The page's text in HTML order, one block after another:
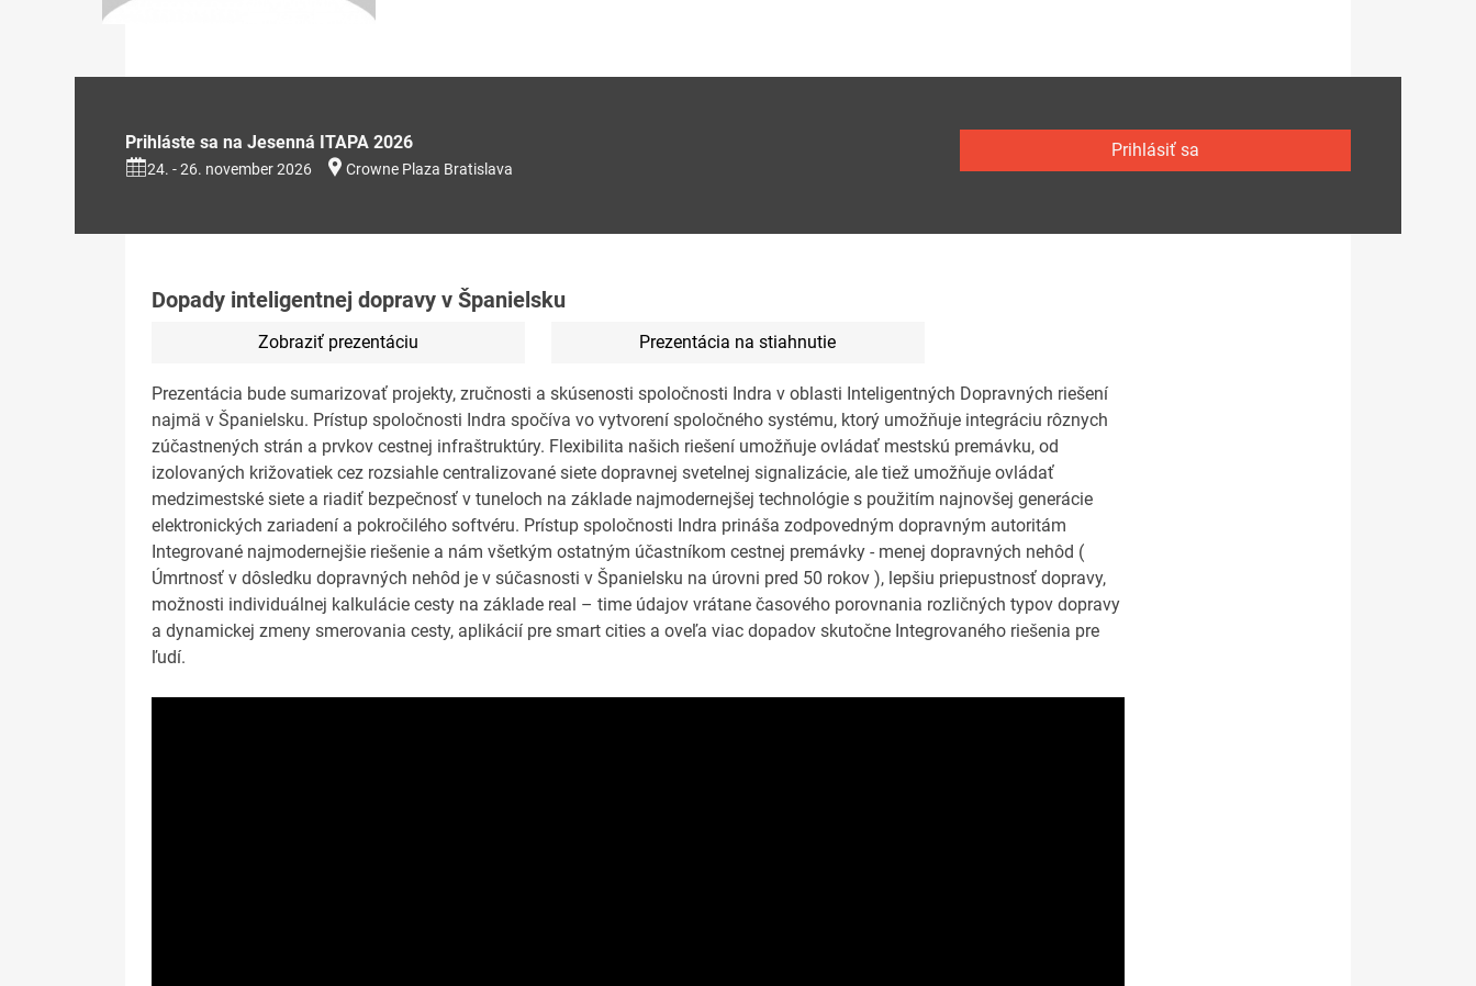
Prihláste sa na Jesenná ITAPA 2026
24. - 26. november 2026 Crowne Plaza Bratislava
Prihlásiť sa
Dopady inteligentnej dopravy v Španielsku
Zobraziť prezentáciu Prezentácia na stiahnutie
Prezentácia bude sumarizovať projekty, zručnosti a skúsenosti spoločnosti Indra v oblasti Inteligentných Dopravných riešení
najmä v Španielsku. Prístup spoločnosti Indra spočíva vo vytvorení spoločného systému, ktorý umožňuje integráciu rôznych
zúčastnených strán a prvkov cestnej infraštruktúry. Flexibilita našich riešení umožňuje ovládať mestskú premávku, od
izolovaných križovatiek cez rozsiahle centralizované siete dopravnej svetelnej signalizácie, ale tiež umožňuje ovládať
medzimestské siete a riadiť bezpečnosť v tuneloch na základe najmodernejšej technológie s použitím najnovšej generácie
elektronických zariadení a pokročilého softvéru. Prístup spoločnosti Indra prináša zodpovedným dopravným autoritám
Integrované najmodernejšie riešenie a nám všetkým ostatným účastníkom cestnej premávky - menej dopravných nehôd (
Úmrtnosť v dôsledku dopravných nehôd je v súčasnosti v Španielsku na úrovni pred 50 rokov ), lepšiu priepustnosť dopravy,
možnosti individuálnej kalkulácie cesty na základe real – time údajov vrátane časového porovnania rozličných typov dopravy
a dynamickej zmeny smerovania cesty, aplikácií pre smart cities a oveľa viac dopadov skutočne Integrovaného riešenia pre
ľudí.